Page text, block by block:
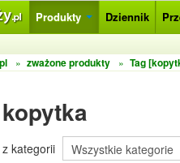
Produkty Dziennik
» zważone produkty » Tag
kategorii